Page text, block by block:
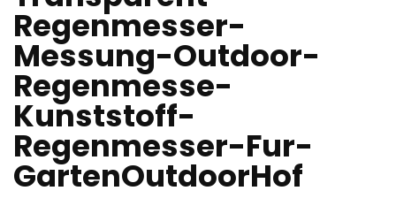
Regenmesser-
Messung-Outdoor-
Regenmesse-
Kunststoff-
Regenmesser-Fur-
GartenOutdoorHof